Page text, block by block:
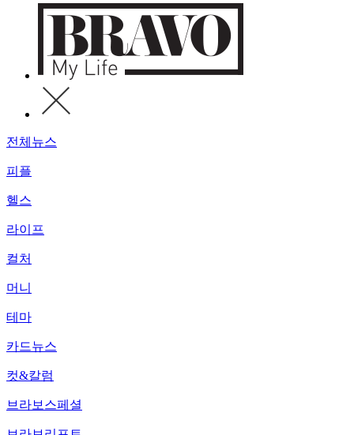
전체뉴스
피플
헬스
라이프
컬처
머니
테마
카드뉴스
컷&칼럼
브라보스페셜